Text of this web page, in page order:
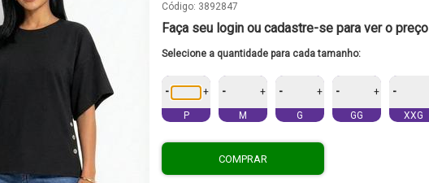
Código: 3892847
Faça seu login ou cadastre-se para ver o preço
Selecione a quantidade para cada tamanho:
- +
P
- +
M
- +
G
- +
GG
-
XXG
COMPRAR